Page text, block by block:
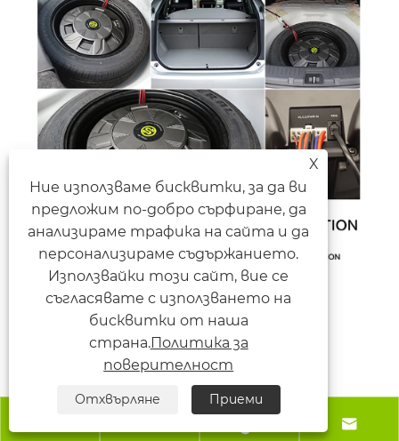

X
Ние използваме бисквитки, за да ви
предложим по-добро сърфиране, да
анализираме трафика на сайта и да
персонализираме съдържанието.
Използвайки този сайт, вие се
съгласявате с използването на
бисквитки от наша
страна.Политика за
поверителност
Отхвърляне Приеми